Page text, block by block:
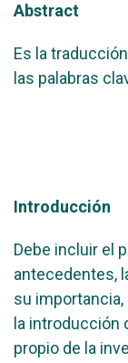
Abstract
Es la
las palabras
Introducción
Debe incluir el
antecedentes,
su
la introducción
propio de la